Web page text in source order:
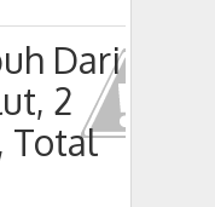
MONO PIMPIN DPRD
Dari
2
Total